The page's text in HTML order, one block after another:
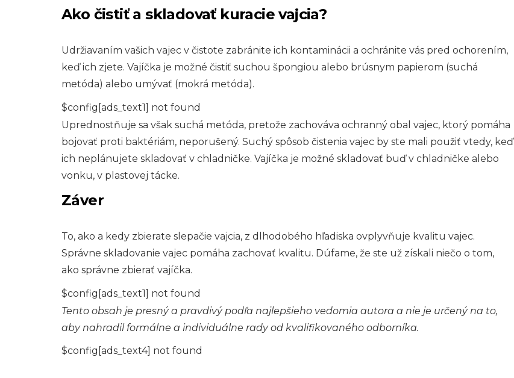
Ako čistiť a skladovať kuracie vajcia?
Udržiavaním vašich vajec v čistote zabránite ich kontaminácii a ochránite vás pred ochorením,
keď ich zjete. Vajíčka je možné čistiť suchou špongiou alebo brúsnym papierom (suchá
metóda) alebo umývať (mokrá metóda).
$config[ads_text1] not found
Uprednostňuje sa však suchá metóda, pretože zachováva ochranný obal vajec, ktorý pomáha
bojovať proti baktériám, neporušený. Suchý spôsob čistenia vajec by ste mali použiť vtedy, keď
ich neplánujete skladovať v chladničke. Vajíčka je možné skladovať buď v chladničke alebo
vonku, v plastovej tácke.
Záver
To, ako a kedy zbierate slepačie vajcia, z dlhodobého hľadiska ovplyvňuje kvalitu vajec.
Správne skladovanie vajec pomáha zachovať kvalitu. Dúfame, že ste už získali niečo o tom,
ako správne zbierať vajíčka.
$config[ads_text1] not found
Tento obsah je presný a pravdivý podľa najlepšieho vedomia autora a nie je určený na to,
aby nahradil formálne a individuálne rady od kvalifikovaného odborníka.
$config[ads_text4] not found